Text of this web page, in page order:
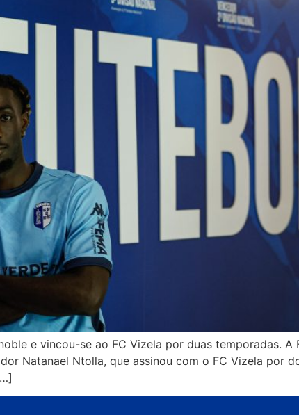
e vincou-se ao FC Vizela por duas temporadas. A
Natanael Ntolla, que assinou com o FC Vizela por